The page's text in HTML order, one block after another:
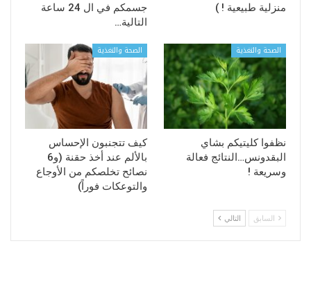
منزلية طبيعية ! )
جسمكم في ال 24 ساعة
التالية…
الصحة والتغذية
نظفوا كليتيكم بشاي
البقدونس…النتائج فعالة
وسريعة !
الصحة والتغذية
كيف تتجنبون الإحساس
بالألم عند أخذ حقنة (و6
نصائح تخلصكم من الأوجاع
والتوعكات فوراً)
السابق التالي